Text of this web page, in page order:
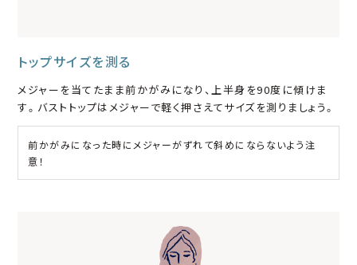
トップサイズを測る
メジャーを当てたまま前かがみになり、上半身を90度に傾けま
す。バストトップはメジャーで軽く押さえてサイズを測りましょう。
前かがみになった時にメジャーがずれて斜めにならないよう注
意！